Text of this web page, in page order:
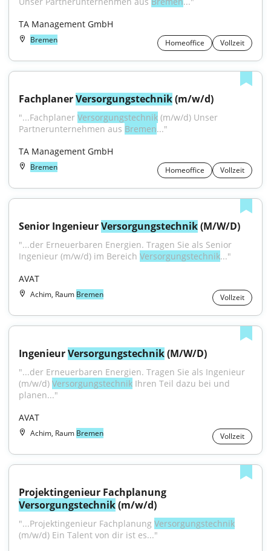
TA Management GmbH
Bremen Homeoffice Vollzeit
Fachplaner Versorgungstechnik (m/w/d)
"...Fachplaner Versorgungstechnik (m/w/d) Unser
Partnerunternehmen aus Bremen..."
TA Management GmbH
Bremen Homeoffice Vollzeit
Senior Ingenieur Versorgungstechnik (M/W/D)
"...der Erneuerbaren Energien. Tragen Sie als Senior
Ingenieur (m/w/d) im Bereich Versorgungstechnik..."
AVAT
Achim, Raum Bremen Vollzeit
Ingenieur Versorgungstechnik (M/W/D)
"...der Erneuerbaren Energien. Tragen Sie als Ingenieur
(m/w/d) Versorgungstechnik Ihren Teil dazu bei und
planen..."
AVAT
Achim, Raum Bremen Vollzeit
Versorgungstechnik (m/w/d)
"...Projektingenieur Fachplanung Versorgungstechnik
(m/w/d) Ein Talent von dir ist es..."